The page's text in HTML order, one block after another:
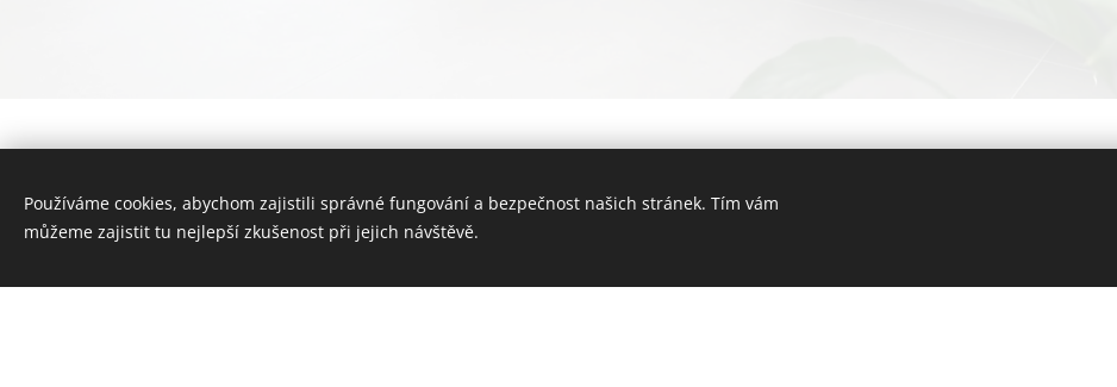
A dál...
Vídeňská 376/132, 619 00 Brno
udržitelného bydlení jako první!
Používáme cookies, abychom zajistili správné fungování a bezpečnost našich stránek. Tím vám
můžeme zajistit tu nejlepší zkušenost při jejich návštěvě.